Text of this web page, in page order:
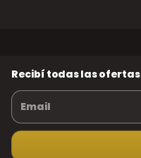
Recibí todas las ofertas